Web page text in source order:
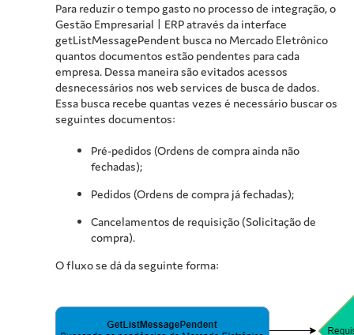
Para reduzir o tempo gasto no processo de integração, o
Gestão Empresarial | ERPatravés da interface
getListMessagePendent busca no Mercado Eletrônico
quantos documentos estão pendentes para cada
empresa. Dessa maneira são evitados acessos
desnecessários nos web services de busca de dados.
Essa busca recebe quantas vezes é necessário buscar os
seguintes documentos:
Pré-pedidos (Ordens de compra ainda não
fechadas);
Pedidos (Ordens de compra já fechadas);
Cancelamentos de requisição (Solicitação de
compra).
O fluxo se dá da seguinte forma: